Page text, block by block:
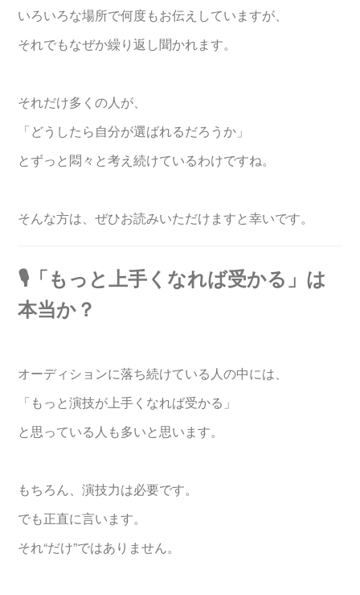
いろいろな場所で何度もお伝えしていますが、
それでもなぜか繰り返し聞かれます。
それだけ多くの人が、
「どうしたら自分が選ばれるだろうか」
とずっと悶々と考え続けているわけですね。
そんな方は、ぜひお読みいただけますと幸いです。
🎙️「もっと上手くなれば受かる」は
本当か？
オーディションに落ち続けている人の中には、
「もっと演技が上手くなれば受かる」
と思っている人も多いと思います。
もちろん、演技力は必要です。
でも正直に言います。
それ“だけ”ではありません。